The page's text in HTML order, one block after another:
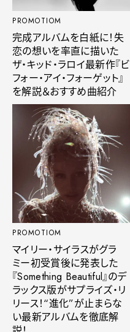
PROMOTIOM
完成アルバムを白紙に！失
恋の想いを率直に描いた
ザ・キッド・ラロイ最新作『ビ
フォー・アイ・フォーゲット』
を解説＆おすすめ曲紹介
PROMOTIOM
マイリー・サイラスがグラ
ミー初受賞後に発表した
『Something Beautiful』のデ
ラックス版がサプライズ・リ
リース！“進化”が止まらな
い最新アルバムを徹底解